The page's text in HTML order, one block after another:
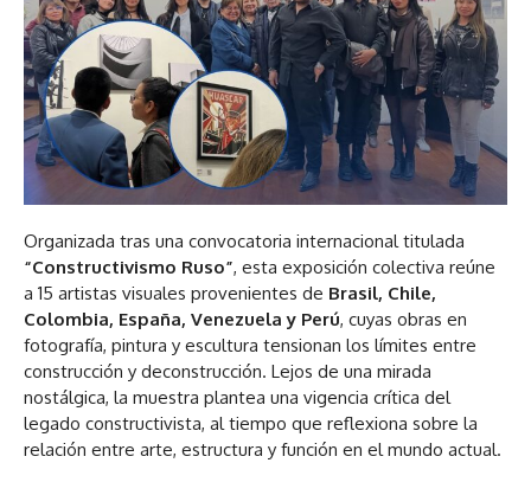
Organizada tras una convocatoria internacional titulada
“Constructivismo Ruso”, esta exposición colectiva reúne
a 15 artistas visuales provenientes de Brasil, Chile,
Colombia, España, Venezuela y Perú, cuyas obras en
fotografía, pintura y escultura tensionan los límites entre
construcción y deconstrucción. Lejos de una mirada
nostálgica, la muestra plantea una vigencia crítica del
legado constructivista, al tiempo que reflexiona sobre la
relación entre arte, estructura y función en el mundo actual.